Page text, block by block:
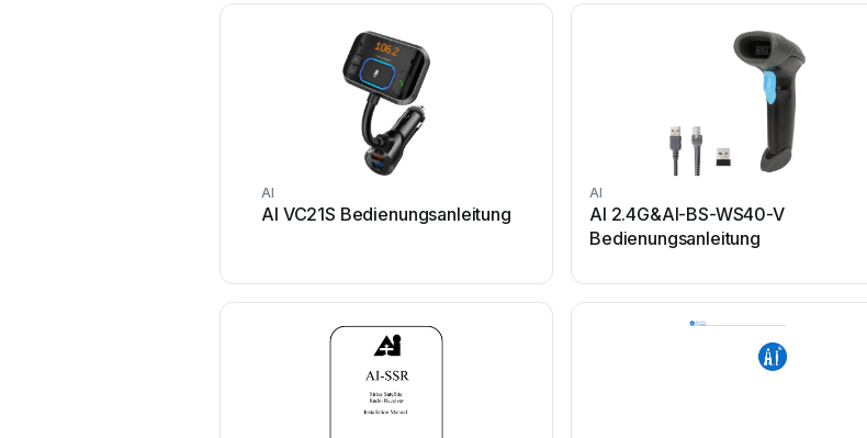
AI
AI VC21S Bedienungsanleitung
AI
AI 2.4G&AI-BS-WS40-V
Bedienungsanleitung